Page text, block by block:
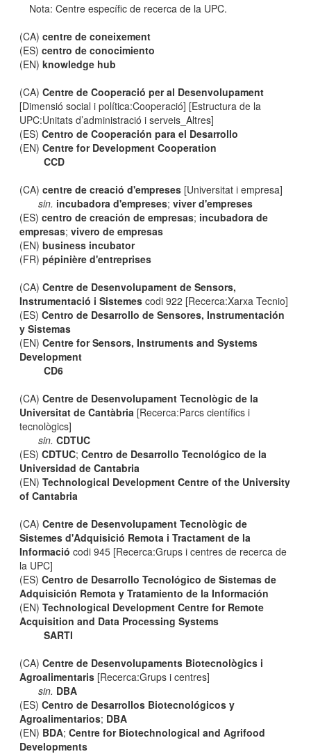
Nota: Centre específic de recerca de la UPC.
(CA)centre de coneixement
(ES)centro de conocimiento
(EN)knowledge hub
(CA)Centre de Cooperació per al Desenvolupament
[Dimensió social i política:Cooperació] [Estructura de la
UPC:Unitats d’administració i serveis_Altres]
(ES)Centro de Cooperación para el Desarrollo
(EN)Centre for Development Cooperation
CCD
(CA)centre de creació d'empreses [Universitat i empresa]
sin. incubadora d'empreses; viver d'empreses
(ES)centro de creación de empresas; incubadora de
empresas;vivero de empresas
(EN)business incubator
(FR)pépinière d'entreprises
(CA)Centre de Desenvolupament de Sensors,
Instrumentació i Sistemes codi 922 [Recerca:Xarxa Tecnio]
(ES)Centro de Desarrollo de Sensores, Instrumentación
y Sistemas
(EN)Centre for Sensors, Instruments and Systems
Development
CD6
(CA)Centre de Desenvolupament Tecnològic de la
Universitat de Cantàbria [Recerca:Parcs científics i
tecnològics]
sin. CDTUC
(ES)CDTUC;Centro de Desarrollo Tecnológico de la
Universidad de Cantabria
(EN)Technological Development Centre of the University
of Cantabria
(CA)Centre de Desenvolupament Tecnològic de
Sistemes d'Adquisició Remota i Tractament de la
Informació codi 945 [Recerca:Grups i centres de recerca de
la UPC]
(ES)Centro de Desarrollo Tecnológico de Sistemas de
Adquisición Remota y Tratamiento de la Información
(EN)Technological Development Centre for Remote
Acquisition and Data Processing Systems
SARTI
(CA)Centre de Desenvolupaments Biotecnològics i
Agroalimentaris [Recerca:Grups i centres]
sin. DBA
(ES)Centro de Desarrollos Biotecnológicos y
Agroalimentarios; DBA
(EN) BDA;Centre for Biotechnological and Agrifood
Developments